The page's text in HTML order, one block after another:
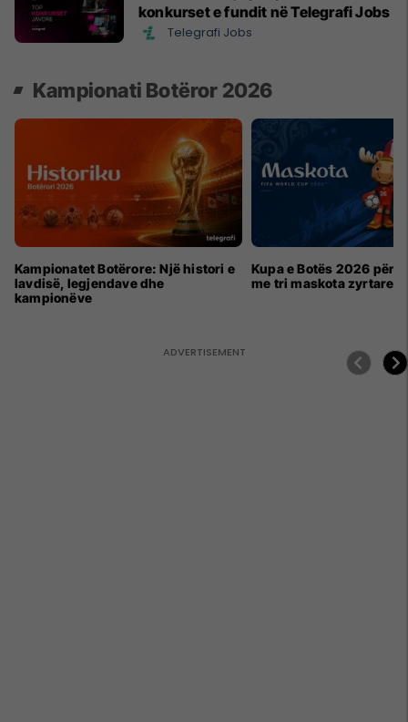
konkurset e fundit në Telegrafi Jobs
Telegrafi Jobs
Kampionati Botëror 2026
Kampionatet Botërore: Një histori e
lavdisë, legjendave dhe
kampionëve
Kupa e Botës 2026 për
me tri maskota zyrtare